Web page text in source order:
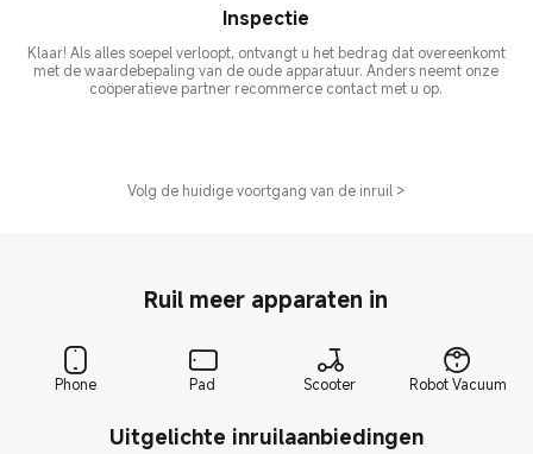
Inspectie
Klaar! Als alles soepel verloopt, ontvangt u het bedrag dat overeenkomt
met de waardebepaling van de oude apparatuur. Anders neemt onze
coöperatieve partner recommerce contact met u op.
Volg de huidige voortgang van de inruil >
Ruil meer apparaten in
Phone Pad Scooter Robot Vacuum
Uitgelichte inruilaanbiedingen